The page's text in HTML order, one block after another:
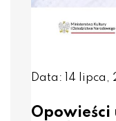
Data: 14 lipca,
Opowieści